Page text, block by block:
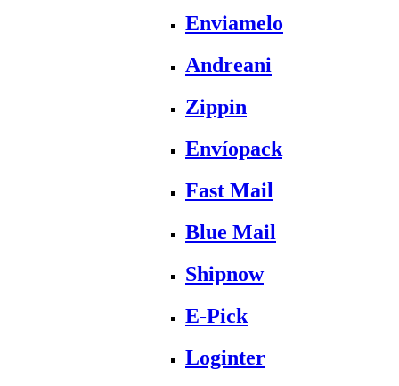
Enviamelo
Andreani
Zippin
Envíopack
Fast Mail
Blue Mail
Shipnow
E-Pick
Loginter